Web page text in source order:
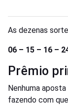
As dezenas
06 – 15 – 16 –
Prêmio
Nenhuma
fazendo com